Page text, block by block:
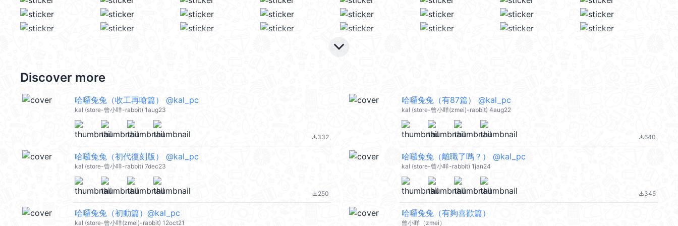
keyboard_arrow_down
Discover more
哈囉兔兔（收工再嗆篇） @kal_pc
kal (store-曾小咩-rabbit) 1aug23
file_download332
哈囉兔兔（有87篇） @kal_pc
kal (store-曾小咩(zmei)-rabbit) 4aug22
file_download640
哈囉兔兔（初代復刻版） @kal_pc
kal (store-曾小咩-rabbit) 7dec23
file_download250
哈囉兔兔（離職了嗎？） @kal_pc
kal (store-曾小咩-rabbit) 1jan24
file_download345
哈囉兔兔（初動篇）@kal_pc
kal (store-曾小咩(zmei)-rabbit) 12oct21
哈囉兔兔（有夠喜歡篇）
曾小咩（zmei）